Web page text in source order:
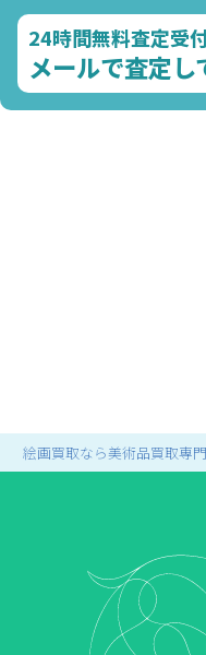
絵画買取なら美術品買取専
24時間無料査定受
メールで査定し